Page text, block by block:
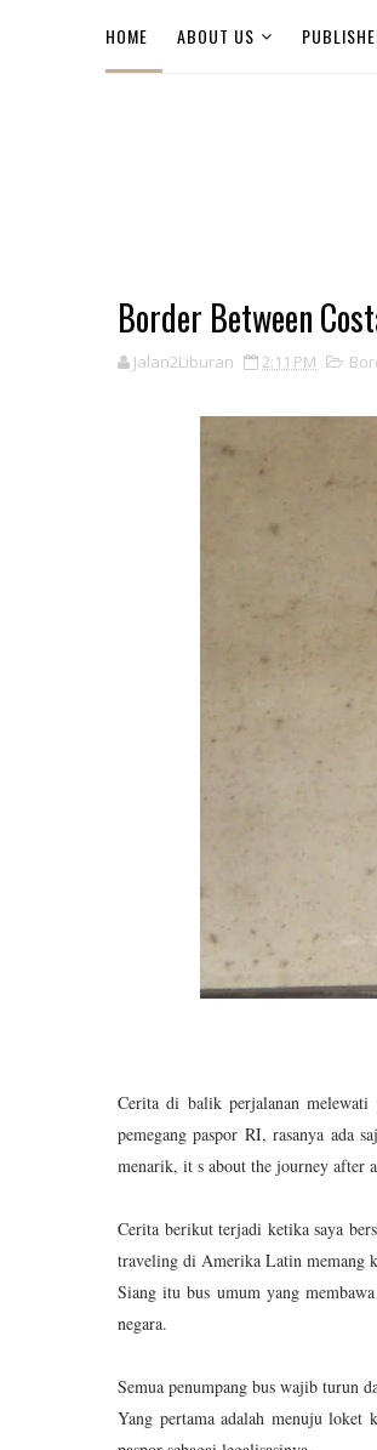
HOME ABOUT US
Border Between
Jalan2Liburan 2:11 PM
Cerita di balik perjalanan
pemegang paspor RI, rasanya ada
menarik, it s about the journey after
Cerita berikut terjadi ketika saya
traveling di Amerika Latin memang
Siang itu bus umum yang
negara.
Semua penumpang bus wajib turun
Yang pertama adalah menuju loket